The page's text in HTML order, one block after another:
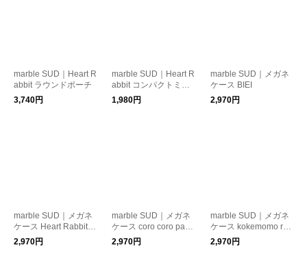
marble SUD｜Heart R
abbit ラウンドポーチ
3,740円
marble SUD｜Heart R
abbit コンパクトミラ
ー
1,980円
marble SUD｜メガネ
ケース BIEI
2,970円
marble SUD｜メガネ
ケース Heart Rabbit 2
5
2,970円
marble SUD｜メガネ
ケース coro coro pand
a
2,970円
marble SUD｜メガネ
ケース kokemomo rai
cho
2,970円